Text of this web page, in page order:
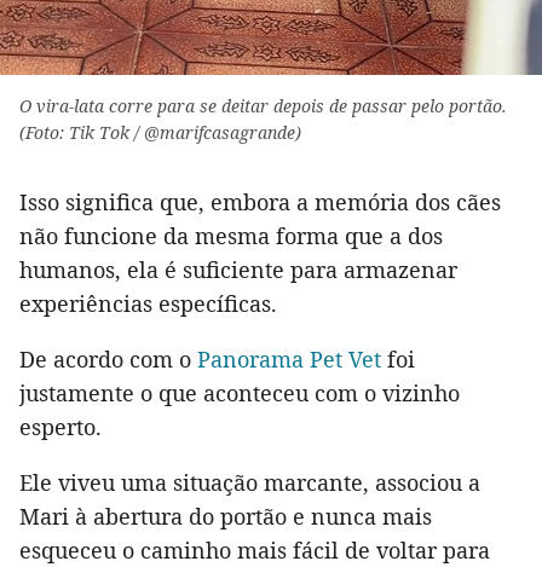
O vira-lata corre para se deitar depois de passar pelo portão.
(Foto: Tik Tok / @marifcasagrande)
Isso significa que, embora a memória dos cães
não funcione da mesma forma que a dos
humanos, ela é suficiente para armazenar
experiências específicas.
De acordo com o Panorama Pet Vet foi
justamente o que aconteceu com o vizinho
esperto.
Ele viveu uma situação marcante, associou a
Mari à abertura do portão e nunca mais
esqueceu o caminho mais fácil de voltar para